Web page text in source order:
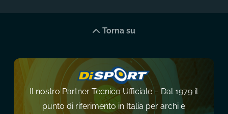
Torna su
Il nostro Partner Tecnico Ufficiale – Dal 1979 il
punto di riferimento in Italia per archi e